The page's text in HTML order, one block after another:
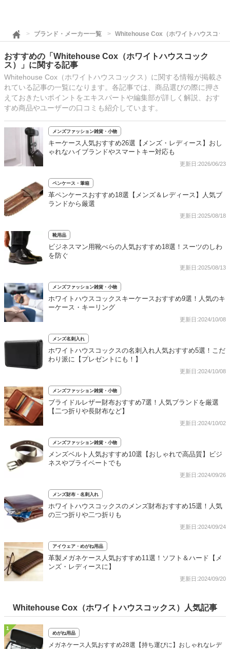
ブランド・メーカー一覧 Whitehouse Cox（ホワイトハウスコッ
おすすめの「Whitehouse Cox（ホワイトハウスコック
ス）」に関する記事
Whitehouse Cox（ホワイトハウスコックス）に関する情報が掲載さ
れている記事の一覧になります。各記事では、商品選びの際に押さ
えておきたいポイントをエキスパートや編集部が詳しく解説、おす
すめ商品やユーザーの口コミも紹介しています。
メンズファッション雑貨・小物
キーケース人気おすすめ26選【メンズ・レディース】おし
ゃれなハイブランドやスマートキー対応も
更新日:2026/06/23
ペンケース・筆箱
革ペンケースおすすめ18選【メンズ＆レディース】人気ブ
ランドから厳選
更新日:2025/08/18
靴用品
ビジネスマン用靴べらの人気おすすめ18選！スーツのしわ
を防ぐ
更新日:2025/08/13
メンズファッション雑貨・小物
ホワイトハウスコックスキーケースおすすめ9選！人気のキ
ーケース・キーリング
更新日:2024/10/08
メンズ名刺入れ
ホワイトハウスコックスの名刺入れ人気おすすめ5選！こだ
わり派に【プレゼントにも！】
更新日:2024/10/08
メンズファッション雑貨・小物
ブライドルレザー財布おすすめ7選！人気ブランドを厳選
【二つ折りや長財布など】
更新日:2024/10/02
メンズファッション雑貨・小物
メンズベルト人気おすすめ10選【おしゃれで高品質】ビジ
ネスやプライベートでも
更新日:2024/09/26
メンズ財布・名刺入れ
ホワイトハウスコックスのメンズ財布おすすめ15選！人気
の三つ折りや二つ折りも
更新日:2024/09/24
アイウェア・めがね用品
革製メガネケース人気おすすめ11選！ソフト＆ハード【メ
ンズ・レディースに】
更新日:2024/09/20
Whitehouse Cox（ホワイトハウスコックス）人気記事
1
めがね用品
メガネケース人気おすすめ28選【持ち運びに】おしゃれなレデ